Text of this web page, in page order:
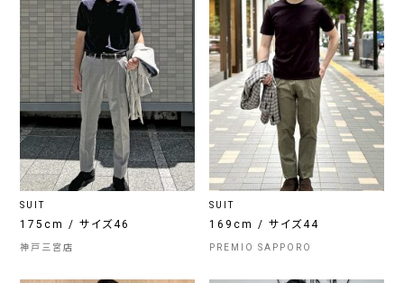
SUIT
175cm / サイズ46
神戸三宮店
SUIT
169cm / サイズ44
PREMIO SAPPORO